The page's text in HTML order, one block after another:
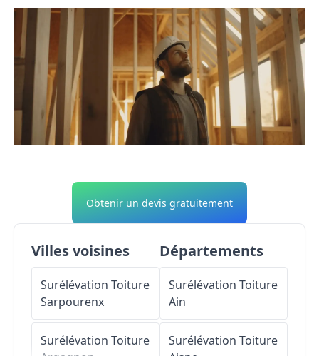
Obtenir un devis gratuitement
Villes voisines
Surélévation Toiture
Sarpourenx
Surélévation Toiture
Départements
Surélévation Toiture
Ain
Surélévation Toiture